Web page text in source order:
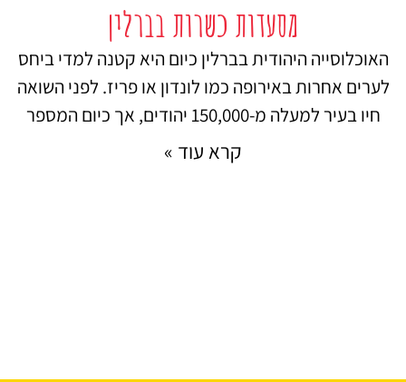
מסעדות כשרות בברלין
האוכלוסייה היהודית בברלין כיום היא קטנה למדי ביחס
לערים אחרות באירופה כמו לונדון או פריז. לפני השואה
חיו בעיר למעלה מ-150,000 יהודים, אך כיום המספר
קרא עוד »